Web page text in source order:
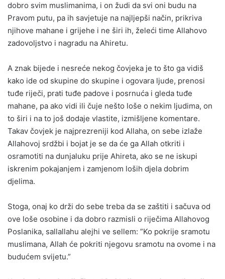
dobro svim muslimanima, i on žudi da svi oni budu na
Pravom putu, pa ih savjetuje na najljepši način, prikriva
njihove mahane i grijehe i ne širi ih, želeći time Allahovo
zadovoljstvo i nagradu na Ahiretu.
A znak bijede i nesreće nekog čovjeka je to što ga vidiš
kako ide od skupine do skupine i ogovara ljude, prenosi
tuđe riječi, prati tuđe padove i posrnuća i gleda tuđe
mahane, pa ako vidi ili čuje nešto loše o nekim ljudima, on
to širi i na to još dodaje vlastite, izmišljene komentare.
Takav čovjek je najprezreniji kod Allaha, on sebe izlaže
Allahovoj srdžbi i bojat je se da će ga Allah otkriti i
osramotiti na dunjaluku prije Ahireta, ako se ne iskupi
iskrenim pokajanjem i zamjenom loših djela dobrim
djelima.
Stoga, onaj ko drži do sebe treba da se zaštiti i sačuva od
ove loše osobine i da dobro razmisli o riječima Allahovog
Poslanika, sallallahu alejhi ve sellem: ”Ko pokrije sramotu
muslimana, Allah će pokriti njegovu sramotu na ovome i na
budućem svijetu.”